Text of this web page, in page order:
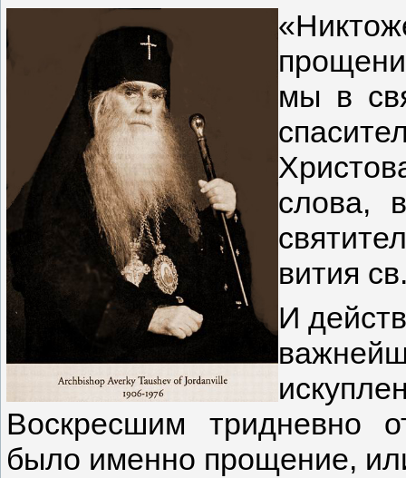
мы в
слова,
вития
И
Воскресшим тридневно
было именно прощение,